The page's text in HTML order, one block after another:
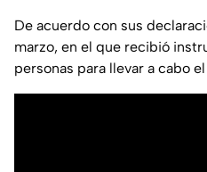
De acuerdo con sus
marzo, en el que recibió
personas para llevar a cabo